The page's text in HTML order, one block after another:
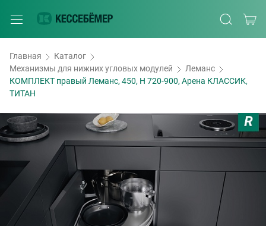
Главная
Каталог
Механизмы для нижних угловых модулей
Леманс
КОМПЛЕКТ правый Леманс, 450, H 720-900, Арена КЛАССИК,
ТИТАН